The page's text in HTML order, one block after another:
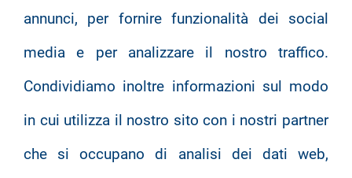
annunci, per fornire funzionalità dei social
media e per analizzare il nostro traffico.
Condividiamo inoltre informazioni sul modo
in cui utilizza il nostro sito con i nostri partner
che si occupano di analisi dei dati web,